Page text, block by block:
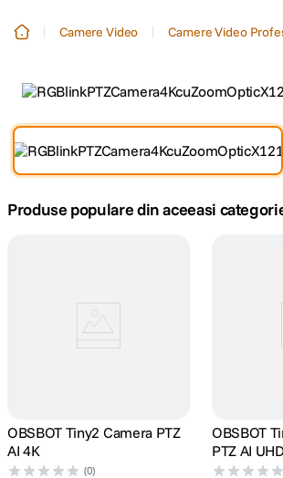
3. trepied telefon
ulanzi
10
Camere Video Camere Video
Produse populare din aceeasi
OBSBOT Tiny2 Camera PTZ
AI 4K
(0)
OBSBOT
PTZ AI